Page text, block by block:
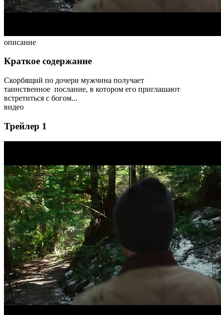
описание
Краткое содержание
Скорбящий по дочери мужчина получает
таинственное послание, в котором его приглашают
встретиться с богом...
видео
Трейлер 1